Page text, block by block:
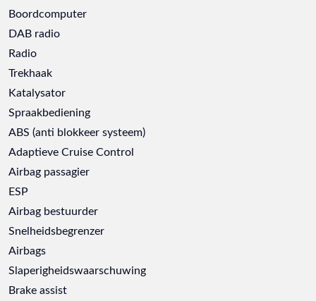
Boordcomputer
DAB radio
Radio
Trekhaak
Katalysator
Spraakbediening
ABS (anti blokkeer systeem)
Adaptieve Cruise Control
Airbag passagier
ESP
Airbag bestuurder
Snelheidsbegrenzer
Airbags
Slaperigheidswaarschuwing
Brake assist